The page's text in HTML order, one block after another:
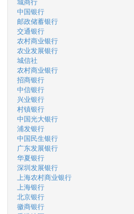
中国银行
邮政储蓄银行
交通银行
农村商业银行
农业发展银行
城信社
农村商业银行
招商银行
中信银行
兴业银行
村镇银行
中国光大银行
浦发银行
中国民生银行
广东发展银行
华夏银行
深圳发展银行
上海农村商业银行
上海银行
北京银行
徽商银行